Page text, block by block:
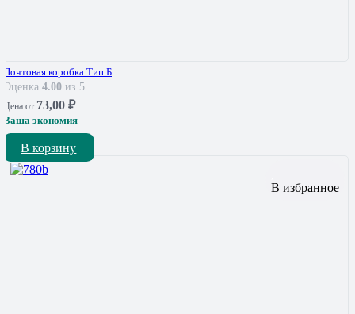
Почтовая коробка Тип Б
Оценка 4.00 из 5
Цена от 73,00 ₽
Ваша экономия
В корзину
В избранное